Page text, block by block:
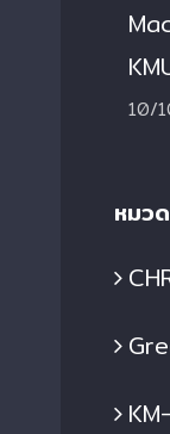
Prizes in Robotics
Automation
0
10/
หมว